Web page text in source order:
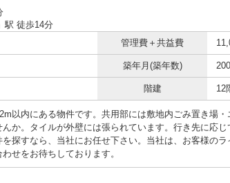
駅 徒歩14分
管理費＋共益費
築年月(築年数)
階建 12
以内にある物件です。共用部には敷地内ごみ置き場
か。タイルが外壁には張られています。行き先に応
探すなら、当社にお任せ下さい。当社は、お客様の
せをお待ちしております。